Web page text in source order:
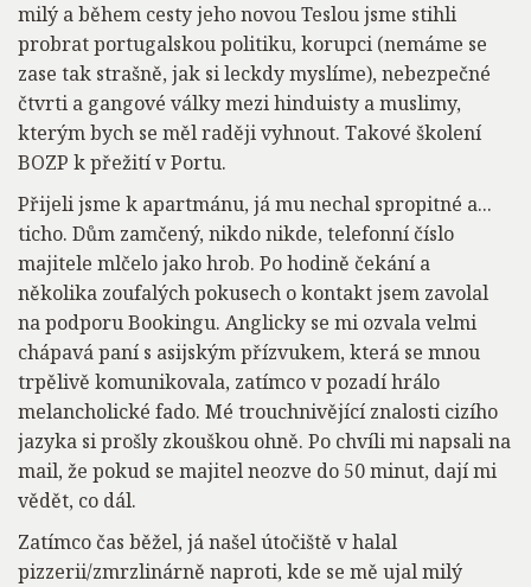
milý a během cesty jeho novou Teslou jsme stihli
probrat portugalskou politiku, korupci (nemáme se
zase tak strašně, jak si leckdy myslíme), nebezpečné
čtvrti a gangové války mezi hinduisty a muslimy,
kterým bych se měl raději vyhnout. Takové školení
BOZP k přežití v Portu.
Přijeli jsme k apartmánu, já mu nechal spropitné a...
ticho. Dům zamčený, nikdo nikde, telefonní číslo
majitele mlčelo jako hrob. Po hodině čekání a
několika zoufalých pokusech o kontakt jsem zavolal
na podporu Bookingu. Anglicky se mi ozvala velmi
chápavá paní s asijským přízvukem, která se mnou
trpělivě komunikovala, zatímco v pozadí hrálo
melancholické fado. Mé trouchnivějící znalosti cizího
jazyka si prošly zkouškou ohně. Po chvíli mi napsali na
mail, že pokud se majitel neozve do 50 minut, dají mi
vědět, co dál.
Zatímco čas běžel, já našel útočiště v halal
pizzerii/zmrzlinárně naproti, kde se mě ujal milý